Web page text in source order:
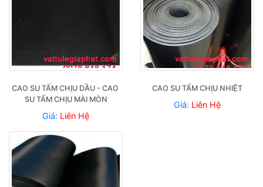
CAO SU TẤM CHỊU DẦU - CAO
SU TẤM CHỊU MÀI MÒN
Giá: Liên Hệ
CAO SU TẤM CHỊU NHIỆT
Giá: Liên Hệ